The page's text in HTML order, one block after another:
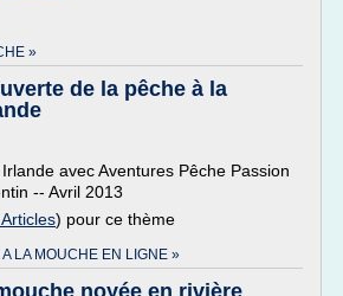
»
de la pêche à la
avec Aventures Pêche Passion
-- Avril 2013
) pour ce thème
LA MOUCHE EN LIGNE »
noyée en rivière